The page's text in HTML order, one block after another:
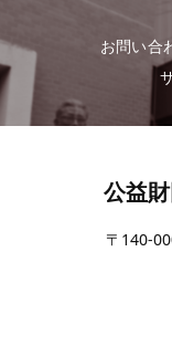
お問い合
公益
〒140-